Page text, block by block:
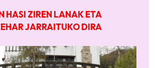
HASI ZIREN LANAK ETA
JARRAITUKO DIRA